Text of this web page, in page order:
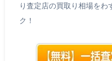
り査定店の買取り相場をわ
ク！